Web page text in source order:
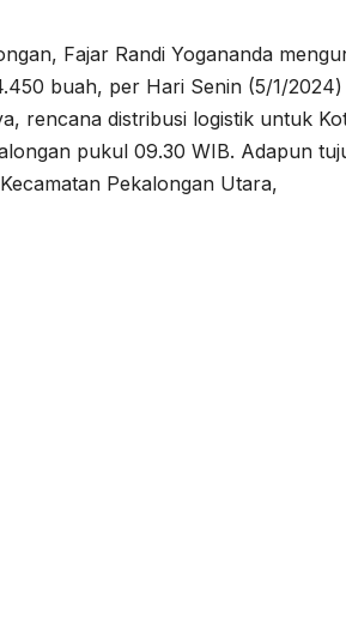
Fajar Randi Yogananda
buah, per Hari Senin (5/1/
rencana distribusi logistik untuk
pukul 09.30 WIB. Adapun
Pekalongan Utara,